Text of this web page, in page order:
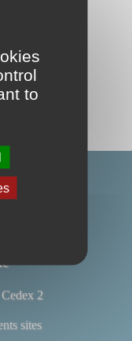
2
sites
to